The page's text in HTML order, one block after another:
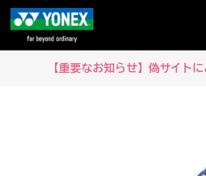
【重要なお知らせ】偽サイト